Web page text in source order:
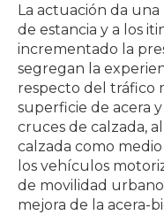
La actuación da una
de estancia y a los
incrementado la
segregan la
respecto del tráfico
superficie de acera
cruces de calzada,
calzada como
los vehículos
de movilidad
mejora de la acera-